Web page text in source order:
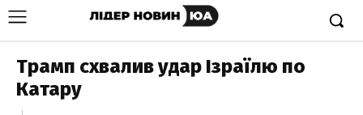
Трамп схвалив удар Ізраїлю по
Катару